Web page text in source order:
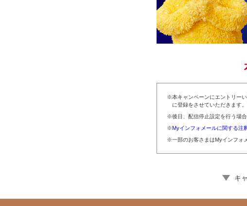
※本キャンペーンにエントリー
に登録をさせていただきます。
※後日、配信停止設定を行う場
※Myインフォメールに関する注
※一部のお客さまはMyインフォ
キ